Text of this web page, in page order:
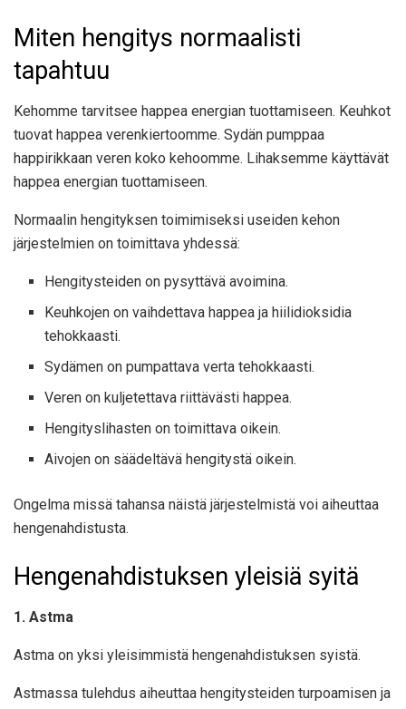
Miten hengitys normaalisti
tapahtuu
Kehomme tarvitsee happea energian tuottamiseen. Keuhkot
tuovat happea verenkiertoomme. Sydän pumppaa
happirikkaan veren koko kehoomme. Lihaksemme käyttävät
happea energian tuottamiseen.
Normaalin hengityksen toimimiseksi useiden kehon
järjestelmien on toimittava yhdessä:
Hengitysteiden on pysyttävä avoimina.
Keuhkojen on vaihdettava happea ja hiilidioksidia
tehokkaasti.
Sydämen on pumpattava verta tehokkaasti.
Veren on kuljetettava riittävästi happea.
Hengityslihasten on toimittava oikein.
Aivojen on säädeltävä hengitystä oikein.
Ongelma missä tahansa näistä järjestelmistä voi aiheuttaa
hengenahdistusta.
Hengenahdistuksen yleisiä syitä
1. Astma
Astma on yksi yleisimmistä hengenahdistuksen syistä.
Astmassa tulehdus aiheuttaa hengitysteiden turpoamisen ja